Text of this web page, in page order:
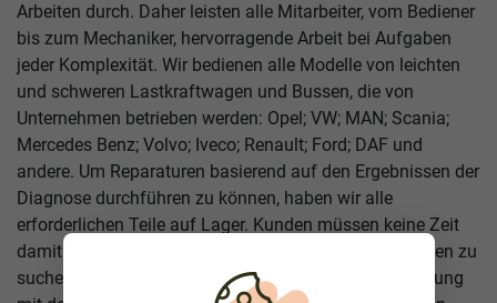
Arbeiten durch. Daher leisten alle Mitarbeiter, vom Bediener
bis zum Mechaniker, hervorragende Arbeit bei Aufgaben
jeder Komplexität. Wir bedienen alle Modelle von leichten
und schweren Lastkraftwagen und Bussen, die von
Unternehmen betrieben werden: Opel; VW; MAN; Scania;
Mercedes Benz; Volvo; Iveco; Renault; Ford; DAF und
andere. Um Reparaturen basierend auf den Ergebnissen der
Diagnose durchführen zu können, haben wir alle
erforderlichen Teile auf Lager. Kunden müssen keine Zeit
damit verschwenden, in anderen Geschäften nach ihnen zu
suchen. Wir führen Aufgaben in strikter Übereinstimmung